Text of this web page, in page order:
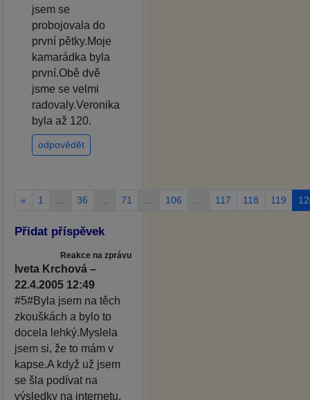
jsem se
probojovala do
první pětky.Moje
kamarádka byla
první.Obě dvě
jsme se velmi
radovaly.Veronika
byla až 120.
odpovědět
« 1 36 71 106 117 118 119
Přidat příspěvek
Reakce na zprávu
Iveta Krchová –
22.4.2005 12:49
#5#Byla jsem na těch
zkouškách a bylo to
docela lehký.Myslela
jsem si, že to mám v
kapse.A když už jsem
se šla podívat na
výsledky na internetu,